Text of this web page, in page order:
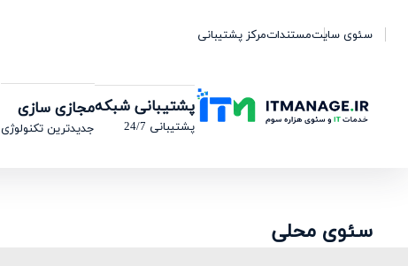
سئوی سایتمستنداتمرکز پشتیبانی
پشتیبانی شبکه
پشتیبانی 24/7
مجازی سازی
جدیدترین تکنولوژی
سئوی محلی